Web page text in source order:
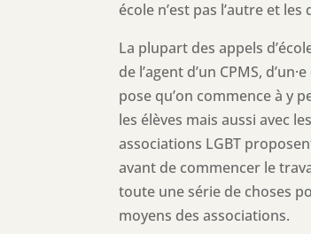
école n’est pas l’autre et
La plupart des appels
de l’agent d’un CPMS,
pose qu’on commence à y
les élèves mais aussi avec
associations LGBT
avant de commencer le
toute une série de choses
moyens des associations.